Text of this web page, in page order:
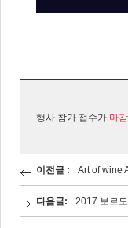
행사 참가 접수가 마감
이전글 : Art of wine
다음글: 2017 보르